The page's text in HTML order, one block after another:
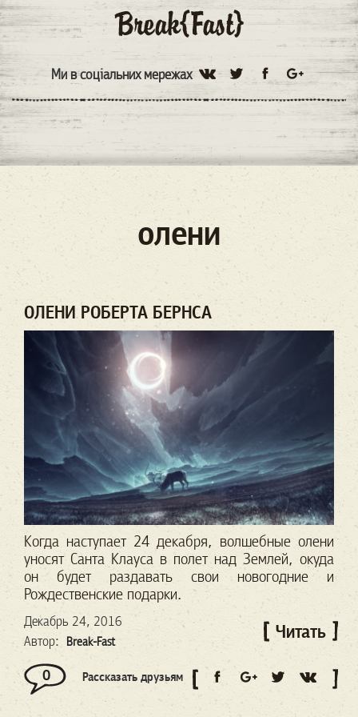
Ми в соціальних мережах
олени
ОЛЕНИ РОБЕРТА БЕРНСА
Когда наступает 24 декабря, волшебные олени
уносят Санта Клауса в полет над Землей, окуда
он будет раздавать свои новогодние и
Рождественские подарки.
Декабрь 24, 2016
Автор:
Break-Fast Читать
0 Рассказать друзьям